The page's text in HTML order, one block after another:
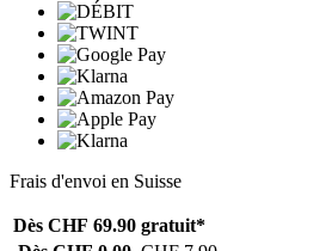
Frais d'envoi en Suisse
Dès CHF 69.90 gratuit*